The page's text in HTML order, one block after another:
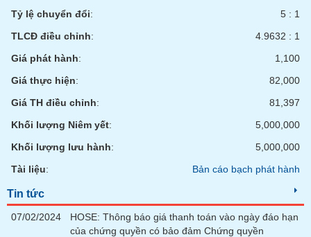
liệu
Tâm
lý
trường
Tỷ lệ chuyển đổi:
5 : 1
TLCĐ điều chỉnh:
4.9632 : 1
Giá phát hành:
1,100
Giá thực hiện:
82,000
Giá TH điều chỉnh:
81,397
Khối lượng Niêm yết:
5,000,000
Khối lượng lưu hành:
5,000,000
Tài liệu: Bản cáo bạch phát hành
Tin tức
07/02/2024
HOSE: Thông báo giá thanh toán vào ngày đáo hạn
của chứng quyền có bảo đảm Chứng quyền
TIÊU
KHÔNG
THIẾT
DÙNG
THIẾT